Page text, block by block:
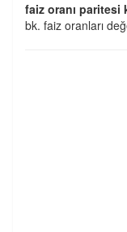
faiz oranı paritesi
bk. faiz oranları